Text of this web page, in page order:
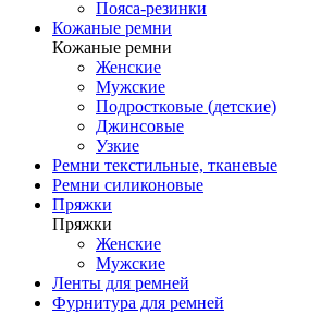
Пояса-резинки
Кожаные ремни
Кожаные ремни
Женские
Мужские
Подростковые (детские)
Джинсовые
Узкие
Ремни текстильные, тканевые
Ремни силиконовые
Пряжки
Пряжки
Женские
Мужские
Ленты для ремней
Фурнитура для ремней